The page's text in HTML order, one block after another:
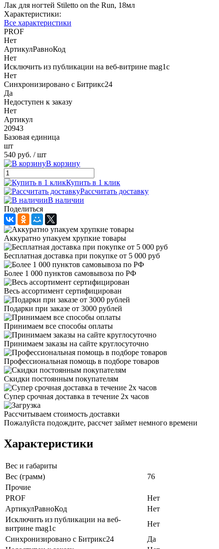
Лак для ногтей Stiletto on the Run, 18мл
Характеристики:
Все характеристики
PROF
Нет
АртикулРавноКод
Нет
Исключить из публикации на веб-витрине mag1c
Нет
Синхронизировано с Битрикс24
Да
Недоступен к заказу
Нет
Артикул
20943
Базовая единица
шт
540 руб. / шт
В корзину
Купить в 1 клик
Рассчитать доставку
В наличии
Поделиться
Аккуратно упакуем хрупкие товары
Бесплатная доставка при покупке от 5 000 руб
Более 1 000 пунктов самовывоза по РФ
Весь ассортимент сертифицирован
Подарки при заказе от 3000 рублей
Принимаем все способы оплаты
Принимаем заказы на сайте круглосуточно
Профессиональная помощь в подборе товаров
Скидки постоянным покупателям
Супер срочная доставка в течение 2х часов
Рассчитываем стоимость доставки
Пожалуйста подождите, рассчет займет немного времени
Характеристики
Вес и габариты
Вес (грамм)
76
Прочие
PROF
Нет
АртикулРавноКод
Нет
Исключить из публикации на веб-
витрине mag1c
Нет
Синхронизировано с Битрикс24
Да